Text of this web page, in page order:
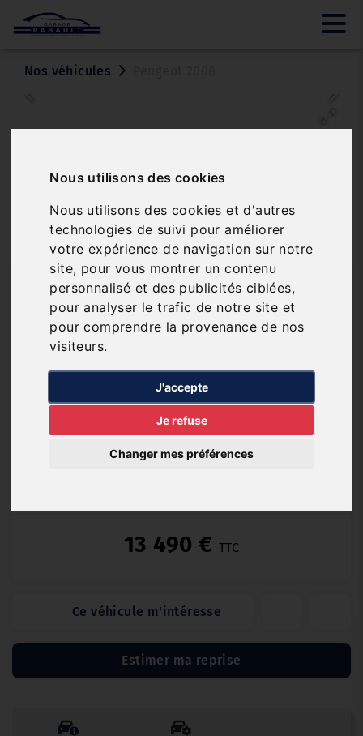
Nous utilisons des cookies
Nous utilisons des cookies et d'autres
technologies de suivi pour améliorer
votre expérience de navigation sur notre
site, pour vous montrer un contenu
personnalisé et des publicités ciblées,
pour analyser le trafic de notre site et
pour comprendre la provenance de nos
visiteurs.
J'accepte
Je refuse
Changer mes préférences
Nos véhicules
Véhicule vendu
PEUGEOT 2008
PURETECH 110 S&S EAT6 €6.C ALLURE
Réf. 3399853 Véhicule sur parc
Essence
56 000
10/2018 Automatique
13 490 € TTC
Ce véhicule m'intéresse
Estimer ma reprise